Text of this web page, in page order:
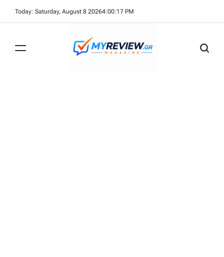
Today: Saturday, August 8 20264:00:18 PM